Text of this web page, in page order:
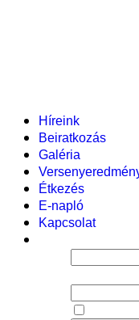
Híreink
Beiratkozás
Galéria
Étkezés
E-napló
Kapcsolat